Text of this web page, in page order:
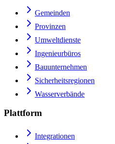
Gemeinden
Provinzen
Umweltdienste
Ingenieurbüros
Bauunternehmen
Sicherheitsregionen
Wasserverbände
Plattform
Integrationen